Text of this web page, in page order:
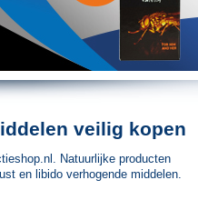
veilig kopen
Natuurlijke producten
en libido verhogende middelen.